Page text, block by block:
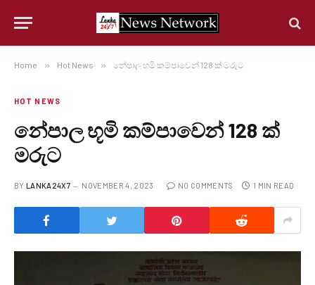
Home » Hot News » නේපාල භූමි කම්පාවෙන් 128 ක් මරුට
HOT NEWS
නේපාල භූමි කම්පාවෙන් 128 ක්
මරුට
BY LANKA24X7 NOVEMBER 4, 2023 NO COMMENTS 1 MIN READ